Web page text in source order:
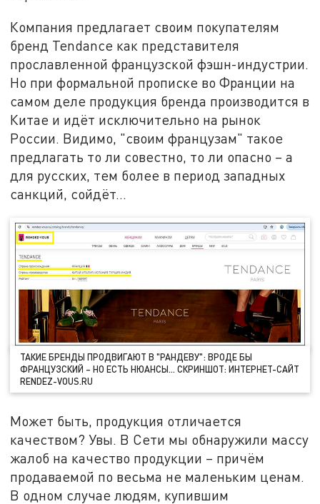
Компания предлагает своим покупателям
бренд Tendance как представителя
прославленной французской фэшн-индустрии.
Но при формальной прописке во Франции на
самом деле продукция бренда производится в
Китае и идёт исключительно на рынок
России. Видимо, "своим французам" такое
предлагать то ли совестно, то ли опасно – а
для русских, тем более в период западных
санкций, сойдёт…
ТАКИЕ БРЕНДЫ ПРОДВИГАЮТ В "РАНДЕВУ": ВРОДЕ БЫ
ФРАНЦУЗСКИЙ – НО ЕСТЬ НЮАНСЫ… СКРИНШОТ: ИНТЕРНЕТ-САЙТ
RENDEZ-VOUS.RU
Может быть, продукция отличается
качеством? Увы. В Сети мы обнаружили массу
жалоб на качество продукции – причём
продаваемой по весьма не маленьким ценам.
В одном случае людям, купившим